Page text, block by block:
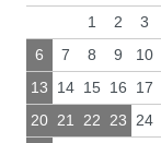
1
2 3
6
7 8 9 10
13
14 15 16 17
20 21 22 23 24